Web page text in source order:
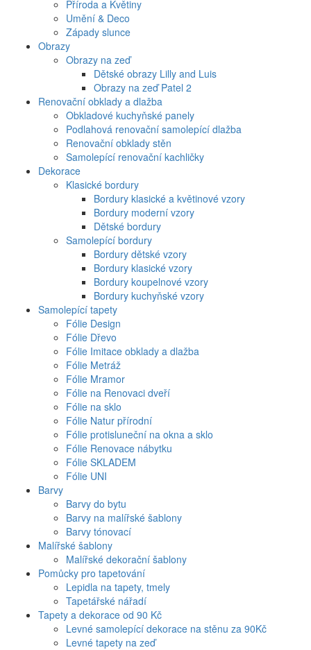
Příroda a Květiny
Umění & Deco
Západy slunce
Obrazy
Obrazy na zeď
Dětské obrazy Lilly and Luis
Obrazy na zeď Patel 2
Renovační obklady a dlažba
Obkladové kuchyňské panely
Podlahová renovační samolepící dlažba
Renovační obklady stěn
Samolepící renovační kachličky
Dekorace
Klasické bordury
Bordury klasické a květinové vzory
Bordury moderní vzory
Dětské bordury
Samolepící bordury
Bordury dětské vzory
Bordury klasické vzory
Bordury koupelnové vzory
Bordury kuchyňské vzory
Samolepící tapety
Fólie Design
Fólie Dřevo
Fólie Imitace obklady a dlažba
Fólie Metráž
Fólie Mramor
Fólie na Renovaci dveří
Fólie na sklo
Fólie Natur přírodní
Fólie protisluneční na okna a sklo
Fólie Renovace nábytku
Fólie SKLADEM
Fólie UNI
Barvy
Barvy do bytu
Barvy na malířské šablony
Barvy tónovací
Malířské šablony
Malířské dekorační šablony
Pomůcky pro tapetování
Lepidla na tapety, tmely
Tapetářské nářadí
Tapety a dekorace od 90 Kč
Levné samolepící dekorace na stěnu za 90Kč
Levné tapety na zeď